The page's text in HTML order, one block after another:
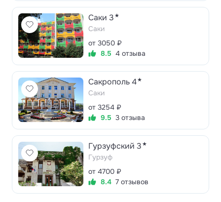
Саки 3 ★
Саки
от 3050 ₽
8.5 4 отзыва
Сакрополь 4★
Саки
от 3254 ₽
9.5 3 отзыва
Гурзуфский 3 ★
Гурзуф
от 4700 ₽
8.4 7 отзывов